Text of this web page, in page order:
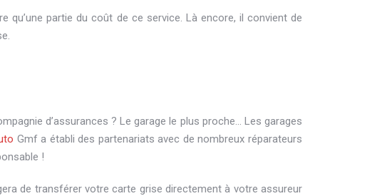
partie du coût de ce service. Là encore, il convient de
d’assurances ? Le garage le plus proche… Les garages
Gmf a établi des partenariats avec de nombreux réparateurs
!
de transférer votre carte grise directement à votre assureur